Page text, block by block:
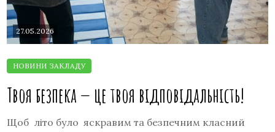
27.05.2026
Твоя безпека — це твоя відповідальність!
Щоб літо було яскравим та безпечним класний